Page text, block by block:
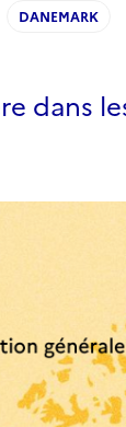
DANEMARK
dans